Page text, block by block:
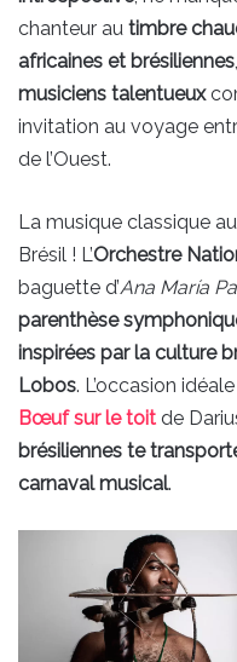
chanteur au timbre
africaines et brésiliennes
musiciens talentueux
invitation au voyage
de l’Ouest.
La musique classique
Brésil ! L’Orchestre
baguette d’Ana María
parenthèse
inspirées par la culture
Lobos. L’occasion
Bœuf sur le toit de
brésiliennes te
carnaval musical.